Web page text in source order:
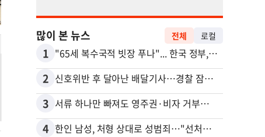
많이 본 뉴스 전체 로컬
1 "65세 복수국적 빗장 푸나"... 한국 정부, 연령 완화 전면 추진
2 신호위반 후 달아난 배달기사…경찰 잠복해 잡고보니 ‘반전’
3 서류 하나만 빠져도 영주권·비자 거부…심사관 재량권 대폭 확대
4 한인 남성, 처형 상대로 성범죄…"선처해줬더니 배신자 취급"